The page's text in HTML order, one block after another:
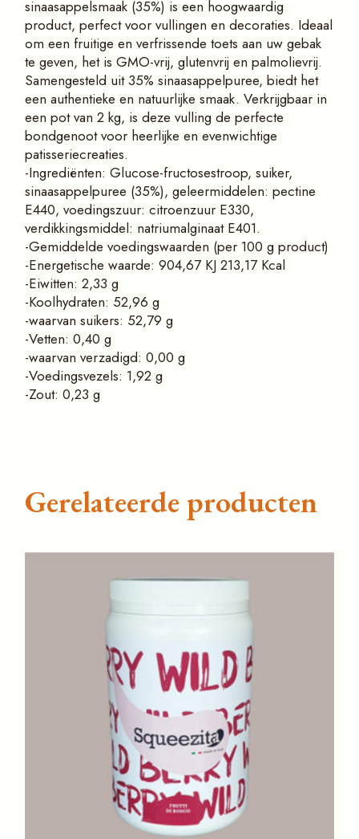
sinaasappelsmaak (35%) is een hoogwaardig
product, perfect voor vullingen en decoraties. Ideaal
om een fruitige en verfrissende toets aan uw gebak
te geven, het is GMO-vrij, glutenvrij en palmolievrij.
Samengesteld uit 35% sinaasappelpuree, biedt het
een authentieke en natuurlijke smaak. Verkrijgbaar in
een pot van 2 kg, is deze vulling de perfecte
bondgenoot voor heerlijke en evenwichtige
patisseriecreaties.
-Ingrediënten: Glucose-fructosestroop, suiker,
sinaasappelpuree (35%), geleermiddelen: pectine
E440, voedingszuur: citroenzuur E330,
verdikkingsmiddel: natriumalginaat E401.
-Gemiddelde voedingswaarden (per 100 g product)
-Energetische waarde: 904,67 KJ 213,17 Kcal
-Eiwitten: 2,33 g
-Koolhydraten: 52,96 g
-waarvan suikers: 52,79 g
-Vetten: 0,40 g
-waarvan verzadigd: 0,00 g
-Voedingsvezels: 1,92 g
-Zout: 0,23 g
Gerelateerde producten